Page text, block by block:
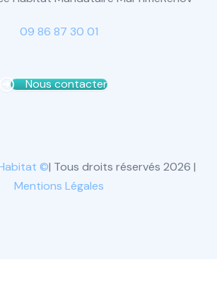
09 86 87 30 01
Nous contacter
©| Tous droits réservés 2026 |
Mentions Légales